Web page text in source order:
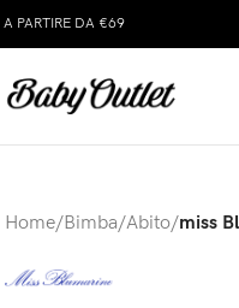
A PARTIRE DA €69
Home/Bimba/Abito/miss